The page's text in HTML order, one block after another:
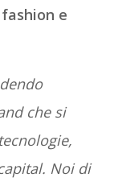
e
che si
Noi di